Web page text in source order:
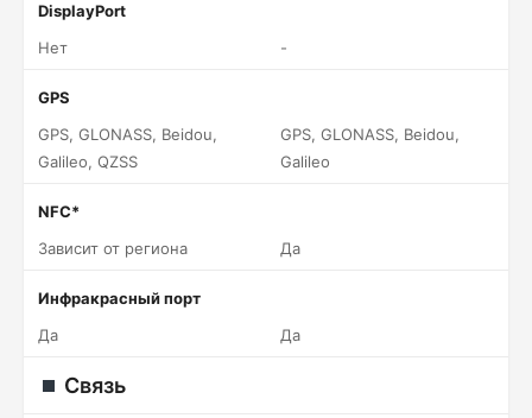
DisplayPort
Нет
-
GPS
GPS, GLONASS, Beidou,
Galileo, QZSS
GPS, GLONASS, Beidou,
Galileo
NFC*
Зависит от региона
Да
Инфракрасный порт
Да
Да
Связь